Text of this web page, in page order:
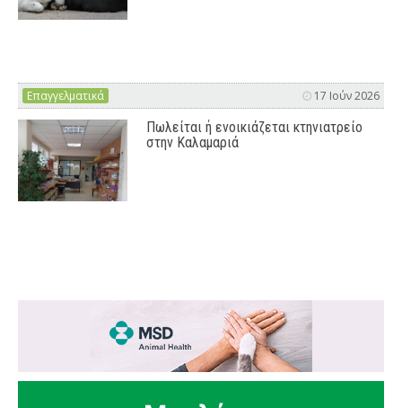
Επαγγελματικά 17 Ιούν 2026
Πωλείται ή ενοικιάζεται κτηνιατρείο
στην Καλαμαριά